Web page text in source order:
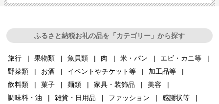
ふるさと納税お礼の品を「カテゴリー」から探す
旅行 果物類 魚貝類 肉 米・パン
エビ・カニ等
野菜類
お酒 イベントやチケット等
加工品等
飲料類
菓子 麺類 家具・装飾品
美容
調味料・油
雑貨・日用品 ファッション
感謝状等